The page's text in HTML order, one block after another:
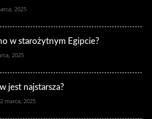
2025
w starożytnym Egipcie?
2025
jest najstarsza?
marca, 2025